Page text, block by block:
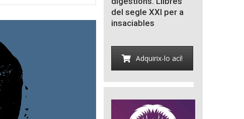
del segle XXI per a
insaciables
Adquirix-lo ací!